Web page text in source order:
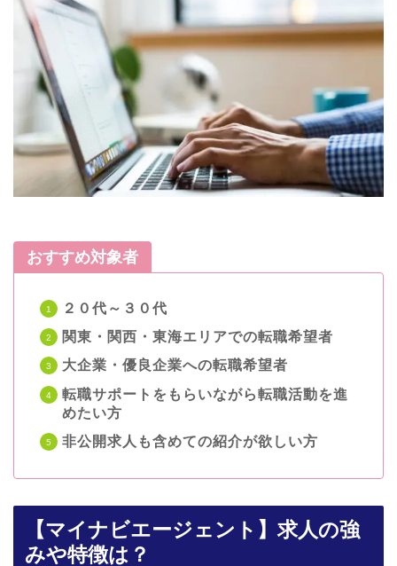
おすすめ対象者
２０代～３０代
関東・関西・東海エリアでの転職希望者
大企業・優良企業への転職希望者
転職サポートをもらいながら転職活動を進
めたい方
非公開求人も含めての紹介が欲しい方
【マイナビエージェント】求人の強
みや特徴は？